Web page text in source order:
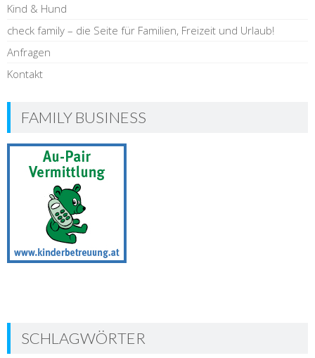
Kind & Hund
check family – die Seite für Familien, Freizeit und Urlaub!
Anfragen
Kontakt
FAMILY BUSINESS
SCHLAGWÖRTER